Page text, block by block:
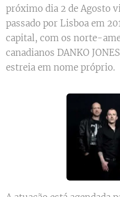
próximo dia 2 de Agosto
passado por Lisboa em
capital, com os norte-
canadianos DANKO
estreia em nome próprio.